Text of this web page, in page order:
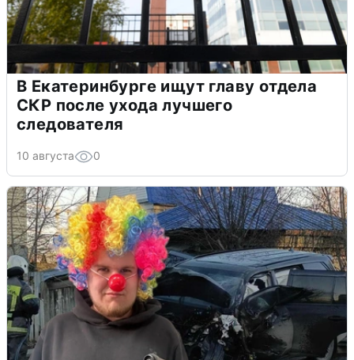
В Екатеринбурге ищут главу отдела
СКР после ухода лучшего
следователя
10 августа 0